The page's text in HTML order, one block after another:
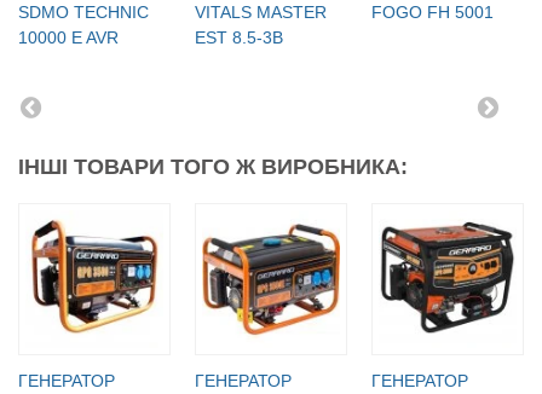
SDMO TECHNIC
10000 E AVR
VITALS MASTER
EST 8.5-3B
FOGO FH 5001
ІНШІ ТОВАРИ ТОГО Ж ВИРОБНИКА:
ГЕНЕРАТОР
ГЕНЕРАТОР
ГЕНЕРАТОР